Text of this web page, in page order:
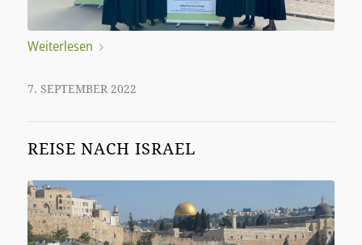
Weiterlesen
7. SEPTEMBER 2022
REISE NACH ISRAEL